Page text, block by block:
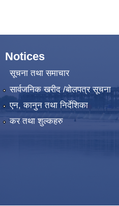
Notices
सूचना तथा समाचार
सार्वजनिक खरीद /बोलपत्र सूचना
एन, कानुन तथा निर्देशिका
कर तथा शुल्कहरु